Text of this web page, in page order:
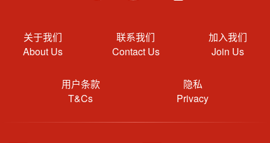
关于我们
About Us
联系我们
Contact Us
加入我们
Join Us
用户条款
T&Cs
隐私
Privacy